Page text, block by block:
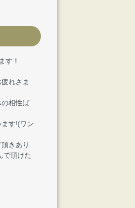
す！
れさま
相性ば
す!(ワン
きあり
で頂けた